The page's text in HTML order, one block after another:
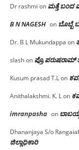
Dr rashmi on ಮತ್ತೆ ಬಂದ
B N NAGESH on ಬೊಬ್ಬೆ
Dr. B L Mukundappa on
slashon ಪ್ರೊ.ಪರುಷರಾಮ್
Kusum prasad T.Lon
Anithalakshmi. K. Lon
imranpasha on
Dhananjaya S/o
ಜಿಲ್ಲಾಧಿಕಾರಿ